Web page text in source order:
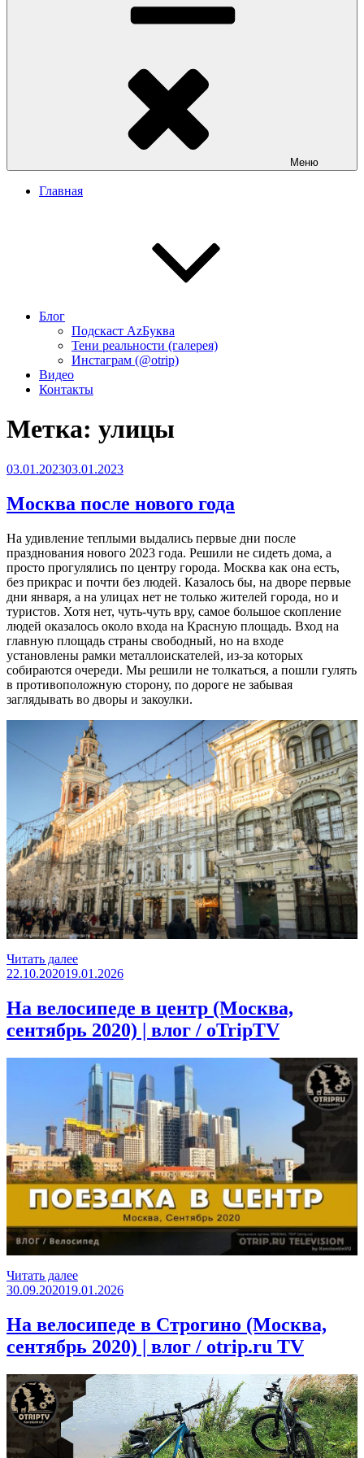
Меню
Главная
Блог
Подскаст АzБуква
Тени реальности (галерея)
Инстаграм (@otrip)
Видео
Контакты
Метка: улицы
Опубликовано
03.01.202303.01.2023
Москва после нового года
На удивление теплыми выдались первые дни после
празднования нового 2023 года. Решили не сидеть дома, а
просто прогулялись по центру города. Москва как она есть,
без прикрас и почти без людей. Казалось бы, на дворе первые
дни января, а на улицах нет не только жителей города, но и
туристов. Хотя нет, чуть-чуть вру, самое большое скопление
людей оказалось около входа на Красную площадь. Вход на
главную площадь страны свободный, но на входе
установлены рамки металлоискателей, из-за которых
собираются очереди. Мы решили не толкаться, а пошли гулять
в противоположную сторону, по дороге не забывая
заглядывать во дворы и закоулки.
Читать далее«Москва
после
года»
Опубликовано
22.10.202019.01.2026
На велосипеде в центр (Москва,
сентябрь 2020) | влог / oTripTV
Читать далее«На
велосипеде
(Москва,
сентябрь
|
влог
/
oTripTV»
Опубликовано
30.09.202019.01.2026
На велосипеде в Строгино (Москва,
сентябрь 2020) | влог / otrip.ru TV